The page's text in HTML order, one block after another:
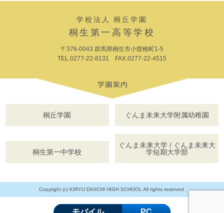
学校法人 桐丘学園
桐生第一高等学校
〒376-0043 群馬県桐生市小曽根町1-5
TEL.0277-22-8131 FAX.0277-22-4515
桐丘学園 ぐんま未来大学附属幼稚園
桐生第一中学校
ぐんま未来大学 / ぐんま未来大
学短期大学部
Copyright (c) KIRYU DAIICHI HIGH SCHOOL All rights reserved.